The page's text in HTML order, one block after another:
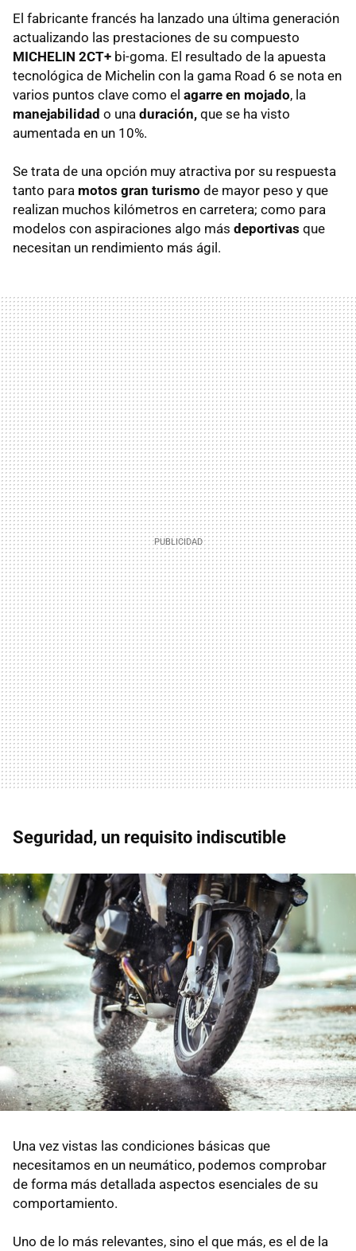
El fabricante francés ha lanzado una última generación
actualizando las prestaciones de su compuesto
MICHELIN 2CT+ bi-goma. El resultado de la apuesta
tecnológica de Michelin con la gama Road 6 se nota en
varios puntos clave como el agarre en mojado, la
manejabilidad o una duración, que se ha visto
aumentada en un 10%.
Se trata de una opción muy atractiva por su respuesta
tanto para motos gran turismo de mayor peso y que
realizan muchos kilómetros en carretera; como para
modelos con aspiraciones algo más deportivas que
necesitan un rendimiento más ágil.
Seguridad, un requisito indiscutible
Una vez vistas las condiciones básicas que
necesitamos en un neumático, podemos comprobar
de forma más detallada aspectos esenciales de su
comportamiento.
Uno de lo más relevantes, sino el que más, es el de la